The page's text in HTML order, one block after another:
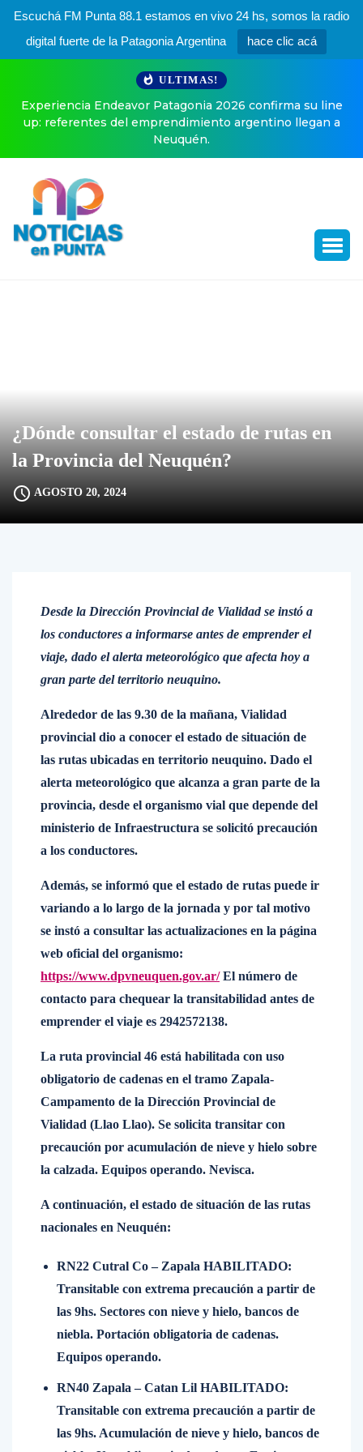
Escuchá FM Punta 88.1 estamos en vivo 24 hs, somos la radio
digital fuerte de la Patagonia Argentina
hace clic acá
ULTIMAS!
Experiencia Endeavor Patagonia 2026 confirma su line
up: referentes del emprendimiento argentino llegan a
Neuquén.
¿Dónde consultar el estado de rutas en
la Provincia del Neuquén?
AGOSTO 20, 2024
Desde la Dirección Provincial de Vialidad se instó a
los conductores a informarse antes de emprender el
viaje, dado el alerta meteorológico que afecta hoy a
gran parte del territorio neuquino.
Alrededor de las 9.30 de la mañana, Vialidad
provincial dio a conocer el estado de situación de
las rutas ubicadas en territorio neuquino. Dado el
alerta meteorológico que alcanza a gran parte de la
provincia, desde el organismo vial que depende del
ministerio de Infraestructura se solicitó precaución
a los conductores.
Además, se informó que el estado de rutas puede ir
variando a lo largo de la jornada y por tal motivo
se instó a consultar las actualizaciones en la página
web oficial del organismo:
https://www.dpvneuquen.gov.ar/El número de
contacto para chequear la transitabilidad antes de
emprender el viaje es 2942572138.
La ruta provincial 46 está habilitada con uso
obligatorio de cadenas en el tramo Zapala-
Campamento de la Dirección Provincial de
Vialidad (Llao Llao). Se solicita transitar con
precaución por acumulación de nieve y hielo sobre
la calzada. Equipos operando. Nevisca.
A continuación, el estado de situación de las rutas
nacionales en Neuquén:
RN22 Cutral Co – Zapala HABILITADO:
Transitable con extrema precaución a partir de
las 9hs. Sectores con nieve y hielo, bancos de
niebla. Portación obligatoria de cadenas.
Equipos operando.
RN40 Zapala – Catan Lil HABILITADO:
Transitable con extrema precaución a partir de
las 9hs. Acumulación de nieve y hielo, bancos de